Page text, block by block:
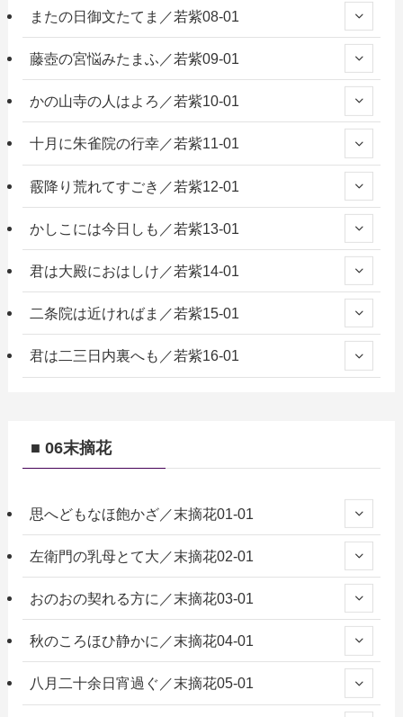
またの日御文たてま／若紫08-01
藤壺の宮悩みたまふ／若紫09-01
かの山寺の人はよろ／若紫10-01
十月に朱雀院の行幸／若紫11-01
霰降り荒れてすごき／若紫12-01
かしこには今日しも／若紫13-01
君は大殿におはしけ／若紫14-01
二条院は近ければま／若紫15-01
君は二三日内裏へも／若紫16-01
■ 06末摘花
思へどもなほ飽かざ／末摘花01-01
左衛門の乳母とて大／末摘花02-01
おのおの契れる方に／末摘花03-01
秋のころほひ静かに／末摘花04-01
八月二十余日宵過ぐ／末摘花05-01